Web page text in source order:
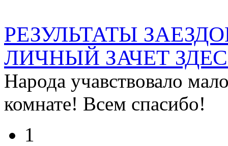
РЕЗУЛЬТАТЫ
ЛИЧНЫЙ ЗАЧЕТ
Народа учавствовало
комнате! Всем спасибо!
1